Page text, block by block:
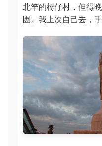
北竿的橋仔村，但得
團。我上次自己去，